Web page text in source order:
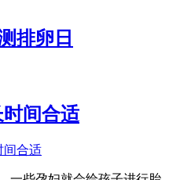
排卵日
间合适